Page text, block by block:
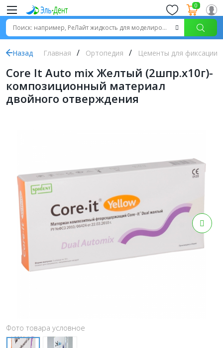
0
Назад Главная Ортопедия Цементы для фиксации
Core It Auto mix Желтый (2шпр.х10г)-
композиционный материал
двойного отверждения
Фото товара условное